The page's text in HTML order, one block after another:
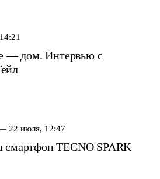
— дом. Интервью с
— 22 июля, 12:47
смартфон TECNO SPARK